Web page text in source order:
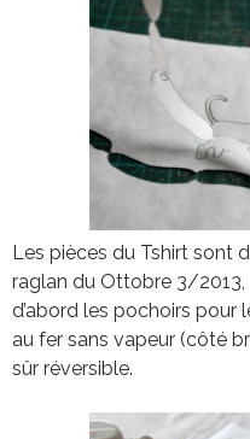
Les pièces du Tshirt sont
raglan du Ottobre 3/2013,
d’abord les pochoirs pour
au fer sans vapeur (côté
sûr réversible.